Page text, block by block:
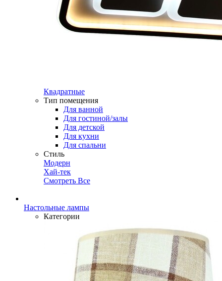
Квадратные
Тип помещения
Для ванной
Для гостиной/залы
Для детской
Для кухни
Для спальни
Стиль
Модерн
Хай-тек
Смотреть Все
Настольные лампы
Категории